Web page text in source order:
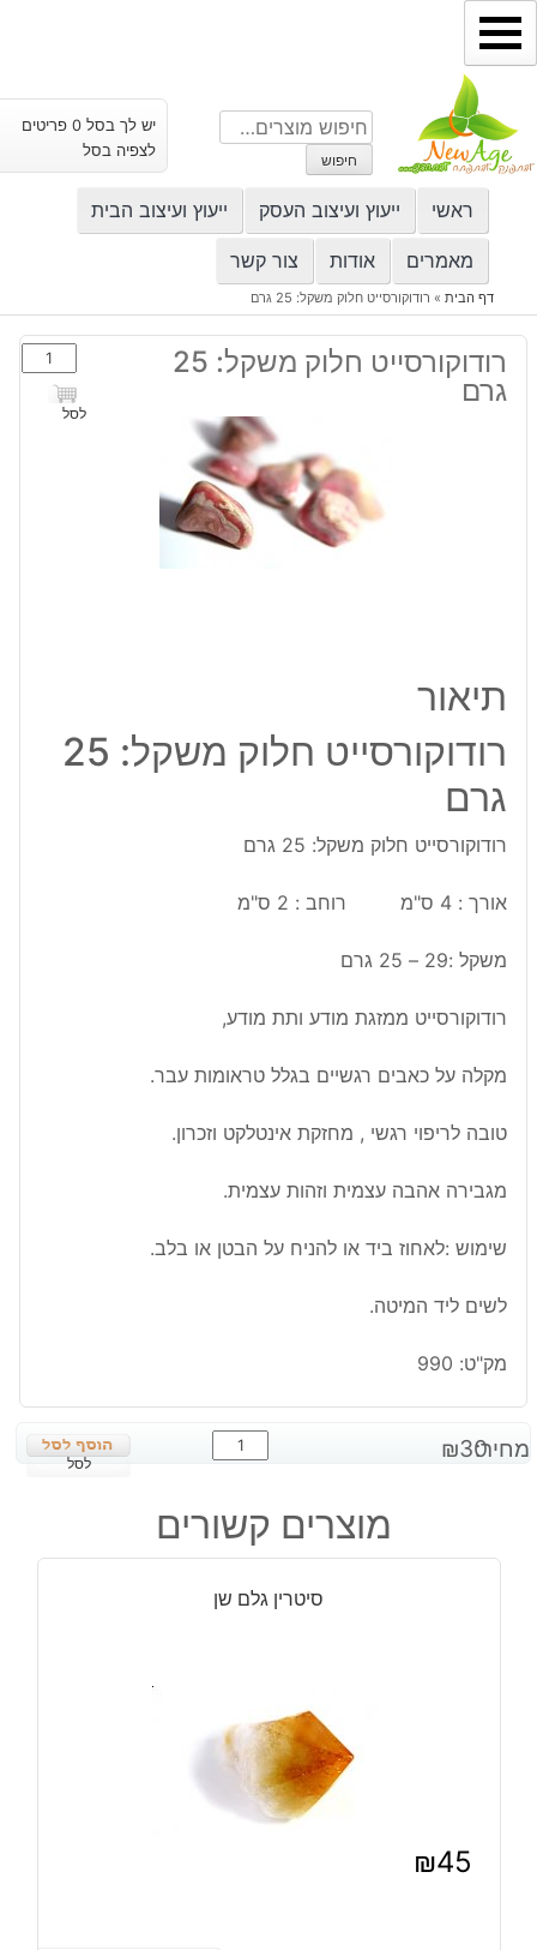
דילוג
לתוכן
חיפוש
עבור:
חיפוש
יש לך בסל 0 פריטים
לצפיה בסל
ראשי ייעוץ ועיצוב העסק ייעוץ ועיצוב הבית
מאמרים אודות צור קשר
דף הבית» רודוקורסייט חלוק משקל: 25 גרם
רודוקורסייט חלוק משקל: 25
גרם
כמות
של
לסל
תיאור
רודוקורסייט חלוק משקל: 25
גרם
רודוקורסייט חלוק משקל: 25 גרם
אורך : 4 ס"מ רוחב : 2 ס"מ
משקל :29 – 25 גרם
רודוקורסייט ממזגת מודע ותת מודע,
מקלה על כאבים רגשיים בגלל טראומות עבר.
טובה לריפוי רגשי , מחזקת אינטלקט וזכרון.
מגבירה אהבה עצמית וזהות עצמית.
שימוש :לאחוז ביד או להניח על הבטן או בלב.
לשים ליד המיטה.
מק"ט: 990
מחיר: ₪30
כמות
של
חלוק
משקל:
גרם
לסל
מוצרים קשורים
סיטרין גלם שן
₪45